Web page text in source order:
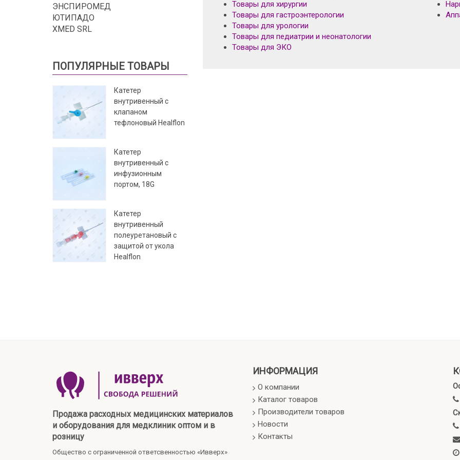
Товары для хирургии
Товары для гастроэнтерологии
Товары для урологии
Товары для педиатрии и неонатологии
Товары для ЭКО
ЭНСПИРОМЕД
ЮТИПАДО
XMED SRL
ПОПУЛЯРНЫЕ ТОВАРЫ
Катетер
внутривенный с
клапаном
тефлоновый Healflon
Катетер
внутривенный с
инфузионным
портом, 18G
Катетер
внутривенный
полеуретановый с
защитой от укола
Healflon
Продажа расходных медицинских материалов
и оборудования для медклиник оптом и в
розницу
Общество с ограниченной ответсвенностью «Ивверх»
ИНФОРМАЦИЯ
О компании
Каталог товаров
Производители товаров
Новости
Контакты